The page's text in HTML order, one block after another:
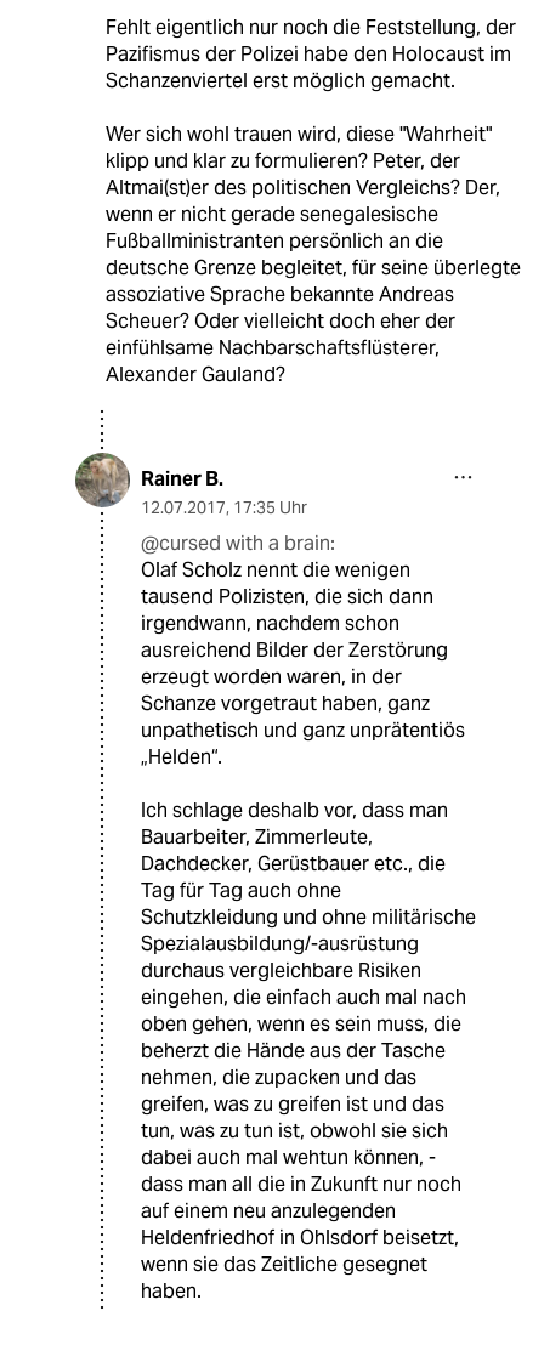
Fehlt eigentlich nur noch die Feststellung, der
Pazifismus der Polizei habe den Holocaust im
Schanzenviertel erst möglich gemacht.
Wer sich wohl trauen wird, diese "Wahrheit"
klipp und klar zu formulieren? Peter, der
Altmai(st)er des politischen Vergleichs? Der,
wenn er nicht gerade senegalesische
Fußballministranten persönlich an die
deutsche Grenze begleitet, für seine überlegte
assoziative Sprache bekannte Andreas
Scheuer? Oder vielleicht doch eher der
einfühlsame Nachbarschaftsflüsterer,
Alexander Gauland?
Rainer B.
12.07.2017, 17:35 Uhr
@cursed with a brain:
Olaf Scholz nennt die wenigen
tausend Polizisten, die sich dann
irgendwann, nachdem schon
ausreichend Bilder der Zerstörung
erzeugt worden waren, in der
Schanze vorgetraut haben, ganz
unpathetisch und ganz unprätentiös
„Helden“.
Ich schlage deshalb vor, dass man
Bauarbeiter, Zimmerleute,
Dachdecker, Gerüstbauer etc., die
Tag für Tag auch ohne
Schutzkleidung und ohne militärische
Spezialausbildung/-ausrüstung
durchaus vergleichbare Risiken
eingehen, die einfach auch mal nach
oben gehen, wenn es sein muss, die
beherzt die Hände aus der Tasche
nehmen, die zupacken und das
greifen, was zu greifen ist und das
tun, was zu tun ist, obwohl sie sich
dabei auch mal wehtun können, -
dass man all die in Zukunft nur noch
auf einem neu anzulegenden
Heldenfriedhof in Ohlsdorf beisetzt,
wenn sie das Zeitliche gesegnet
haben.